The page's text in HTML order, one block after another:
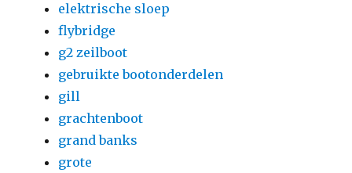
elektrische sloep
flybridge
g2 zeilboot
gebruikte bootonderdelen
gill
grachtenboot
grand banks
grote